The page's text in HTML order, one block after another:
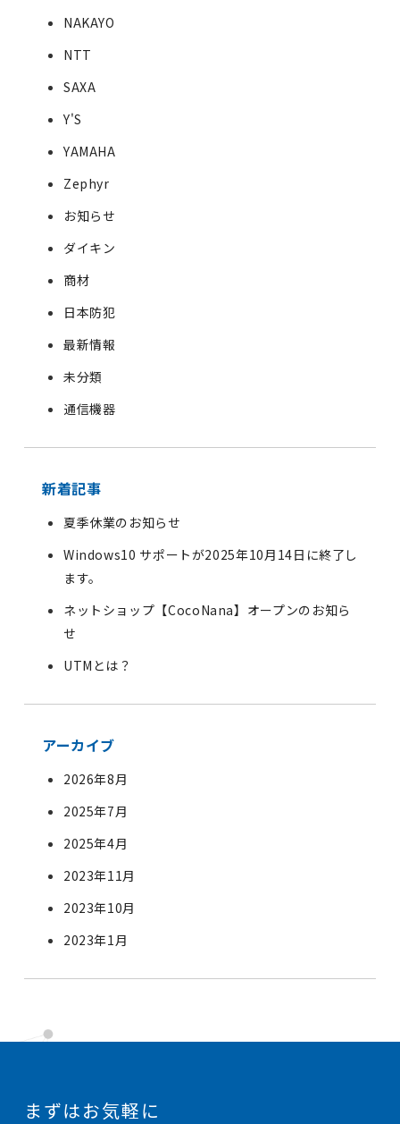
NAKAYO
NTT
SAXA
Y'S
YAMAHA
Zephyr
お知らせ
ダイキン
商材
日本防犯
最新情報
未分類
通信機器
新着記事
夏季休業のお知らせ
Windows10 サポートが2025年10月14日に終了し
ます。
ネットショップ【CocoNana】オープンのお知ら
せ
UTMとは？
アーカイブ
2026年8月
2025年7月
2025年4月
2023年11月
2023年10月
2023年1月
まずはお気軽に